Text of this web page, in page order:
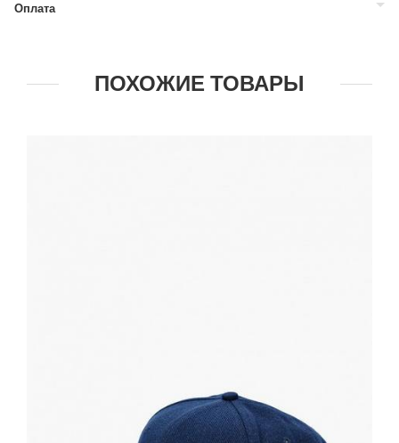
Оплата
ПОХОЖИЕ ТОВАРЫ